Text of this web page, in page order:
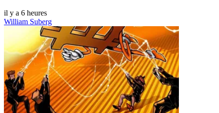
il y a 6 heures
William Suberg